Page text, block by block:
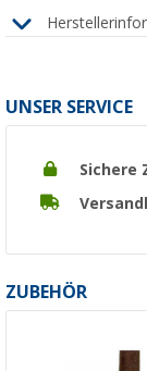
UNSER SERVICE
Sichere
ZUBEHÖR